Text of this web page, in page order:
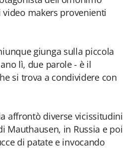
makers provenienti
giunga sulla piccola
lì, due parole - è il
si trova a condividere con
affrontò diverse vicissitudini
Mauthausen, in Russia e poi
di patate e invocando